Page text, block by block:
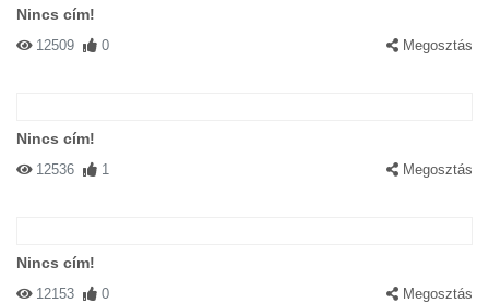
Nincs cím!
12509 0 Megosztás
Nincs cím!
12536 1 Megosztás
Nincs cím!
12153 0 Megosztás